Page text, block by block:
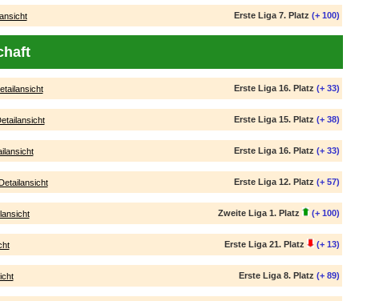
Erste Liga 7. Platz (+ 100)
Erste Liga 16. Platz (+ 33)
Erste Liga 15. Platz (+ 38)
Erste Liga 16. Platz (+ 33)
Erste Liga 12. Platz (+ 57)
Zweite Liga 1. Platz (+ 100)
Erste Liga 21. Platz (+ 13)
Erste Liga 8. Platz (+ 89)